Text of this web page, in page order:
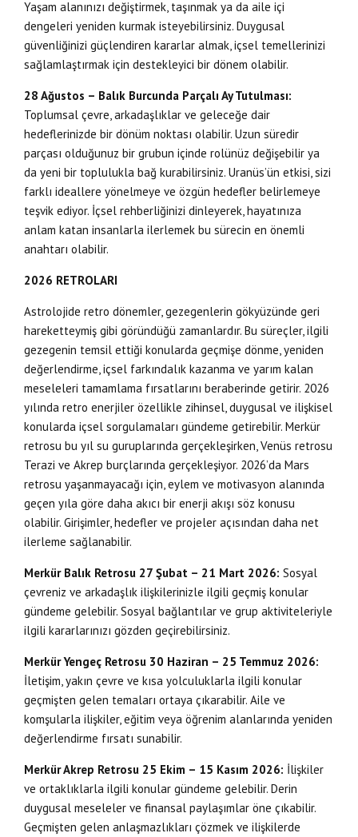
Yaşam alanınızı değiştirmek, taşınmak ya da aile içi
dengeleri yeniden kurmak isteyebilirsiniz. Duygusal
güvenliğinizi güçlendiren kararlar almak, içsel temellerinizi
sağlamlaştırmak için destekleyici bir dönem olabilir.
28 Ağustos – Balık Burcunda Parçalı Ay Tutulması:
Toplumsal çevre, arkadaşlıklar ve geleceğe dair
hedeflerinizde bir dönüm noktası olabilir. Uzun süredir
parçası olduğunuz bir grubun içinde rolünüz değişebilir ya
da yeni bir toplulukla bağ kurabilirsiniz. Uranüs’ün etkisi, sizi
farklı ideallere yönelmeye ve özgün hedefler belirlemeye
teşvik ediyor. İçsel rehberliğinizi dinleyerek, hayatınıza
anlam katan insanlarla ilerlemek bu sürecin en önemli
anahtarı olabilir.
2026 RETROLARI
Astrolojide retro dönemler, gezegenlerin gökyüzünde geri
hareketteymiş gibi göründüğü zamanlardır. Bu süreçler, ilgili
gezegenin temsil ettiği konularda geçmişe dönme, yeniden
değerlendirme, içsel farkındalık kazanma ve yarım kalan
meseleleri tamamlama fırsatlarını beraberinde getirir. 2026
yılında retro enerjiler özellikle zihinsel, duygusal ve ilişkisel
konularda içsel sorgulamaları gündeme getirebilir. Merkür
retrosu bu yıl su guruplarında gerçekleşirken, Venüs retrosu
Terazi ve Akrep burçlarında gerçekleşiyor. 2026’da Mars
retrosu yaşanmayacağı için, eylem ve motivasyon alanında
geçen yıla göre daha akıcı bir enerji akışı söz konusu
olabilir. Girişimler, hedefler ve projeler açısından daha net
ilerleme sağlanabilir.
Merkür Balık Retrosu 27 Şubat – 21 Mart 2026: Sosyal
çevreniz ve arkadaşlık ilişkilerinizle ilgili geçmiş konular
gündeme gelebilir. Sosyal bağlantılar ve grup aktiviteleriyle
ilgili kararlarınızı gözden geçirebilirsiniz.
Merkür Yengeç Retrosu 30 Haziran – 25 Temmuz 2026:
İletişim, yakın çevre ve kısa yolculuklarla ilgili konular
geçmişten gelen temaları ortaya çıkarabilir. Aile ve
komşularla ilişkiler, eğitim veya öğrenim alanlarında yeniden
değerlendirme fırsatı sunabilir.
Merkür Akrep Retrosu 25 Ekim – 15 Kasım 2026: İlişkiler
ve ortaklıklarla ilgili konular gündeme gelebilir. Derin
duygusal meseleler ve finansal paylaşımlar öne çıkabilir.
Geçmişten gelen anlaşmazlıkları çözmek ve ilişkilerde